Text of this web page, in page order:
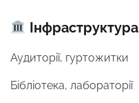
Інфраструктура
Аудиторії, гуртожитки
Бібліотека, лабораторії